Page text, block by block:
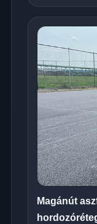
Magánút